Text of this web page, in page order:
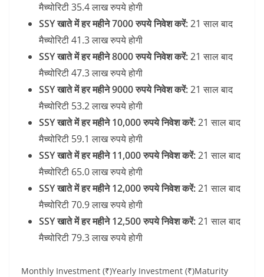
मैच्योरिटी 35.4 लाख रुपये होगी
SSY खाते में हर महीने 7000 रुपये निवेश करें:21 साल बाद
मैच्योरिटी 41.3 लाख रुपये होगी
SSY खाते में हर महीने 8000 रुपये निवेश करें:21 साल बाद
मैच्योरिटी 47.3 लाख रुपये होगी
SSY खाते में हर महीने 9000 रुपये निवेश करें:21 साल बाद
मैच्योरिटी 53.2 लाख रुपये होगी
SSY खाते में हर महीने 10,000 रुपये निवेश करें:21 साल बाद
मैच्योरिटी 59.1 लाख रुपये होगी
SSY खाते में हर महीने 11,000 रुपये निवेश करें:21 साल बाद
मैच्योरिटी 65.0 लाख रुपये होगी
SSY खाते में हर महीने 12,000 रुपये निवेश करें:21 साल बाद
मैच्योरिटी 70.9 लाख रुपये होगी
SSY खाते में हर महीने 12,500 रुपये निवेश करें:21 साल बाद
मैच्योरिटी 79.3 लाख रुपये होगी
Monthly Investment (₹)Yearly Investment (₹)Maturity